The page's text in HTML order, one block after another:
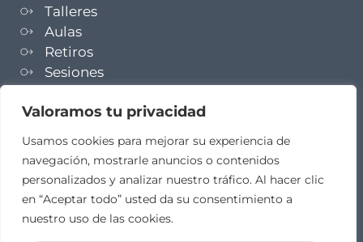
Valoramos tu privacidad
Usamos cookies para mejorar su experiencia de
navegación, mostrarle anuncios o contenidos
personalizados y analizar nuestro tráfico. Al hacer clic
en “Aceptar todo” usted da su consentimiento a
nuestro uso de las cookies.
Talleres
Aulas
Retiros
Sesiones
NEWSLETTER
TELEGRAM